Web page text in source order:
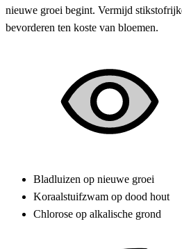
nieuwe groei begint. Vermijd
bevorderen ten koste van bloemen.
Bladluizen op nieuwe groei
Koraalstuifzwam op dood hout
Chlorose op alkalische grond